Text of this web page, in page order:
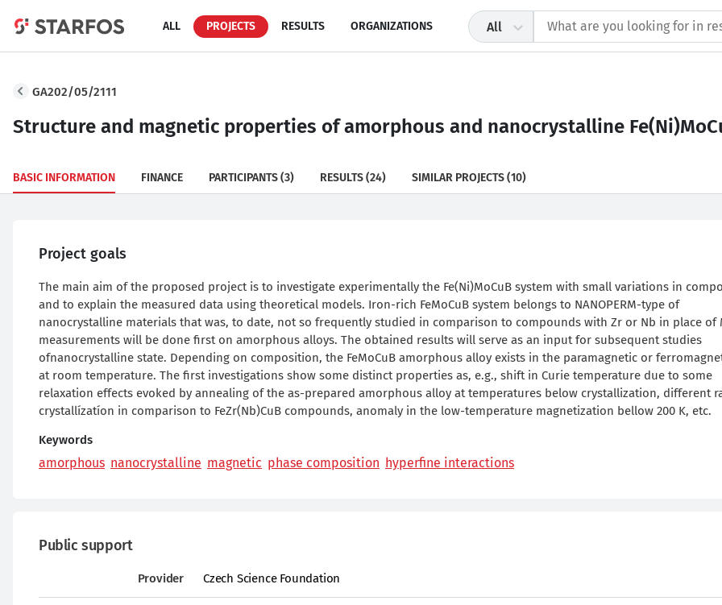
ALL PROJECTS RESULTS ORGANIZATIONS All
GA202/05/2111
Structure and magnetic properties of amorphous and nanocrystalline
BASIC INFORMATION FINANCE PARTICIPANTS(3) RESULTS(24) SIMILAR PROJECTS(10)
Project goals
The main aim of the proposed project is to investigate experimentally the Fe(Ni)MoCuB system with small variations in
and to explain the measured data using theoretical models. Iron-rich FeMoCuB system belongs to NANOPERM-type of
nanocrystalline materials that was, to date, not so frequently studied in comparison to compounds with Zr or Nb in place of
measurements will be done first on amorphous alloys. The obtained results will serve as an input for subsequent studies
ofnanocrystalline state. Depending on composition, the FeMoCuB amorphous alloy exists in the paramagnetic or
at room temperature. The first investigations show some distinct properties as, e.g., shift in Curie temperature due to some
relaxation effects evoked by annealing of the as-prepared amorphous alloy at temperatures below crystallization, different
crystallízatíon in comparison to FeZr(Nb)CuB compounds, anomaly in the low-temperature magnetization bellow 200 K, etc.
Keywords
amorphous nanocrystalline magnetic phase composition hyperfine interactions
Public support
Provider Czech Science Foundation